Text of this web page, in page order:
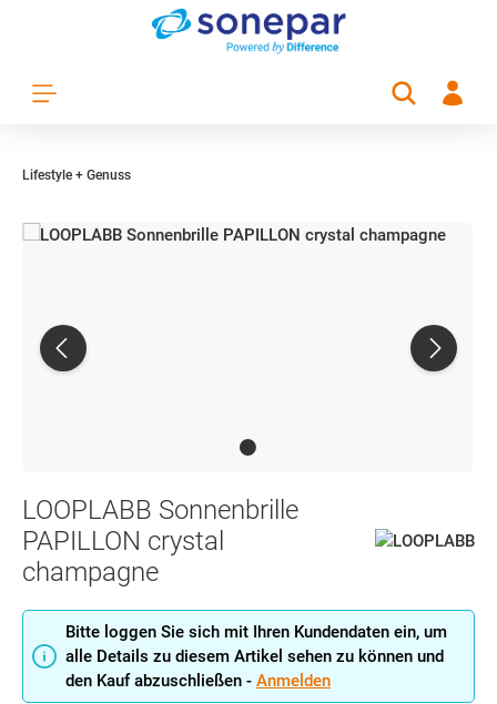
Zum Hauptinhalt springen
Lifestyle + Genuss
LOOPLABB Sonnenbrille
PAPILLON crystal
champagne
Bitte loggen Sie sich mit Ihren Kundendaten ein, um
alle Details zu diesem Artikel sehen zu können und
den Kauf abzuschließen - Anmelden